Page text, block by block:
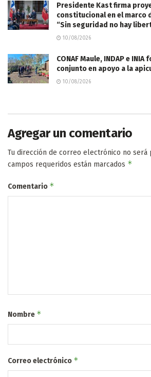
Presidente Kast firma
constitucional en el marco
“Sin seguridad no hay
10/08/2026
CONAF Maule, INDAP e
conjunto en apoyo a la
10/08/2026
Agregar un comentario
Tu dirección de correo electrónico no será
campos requeridos están marcados *
Comentario *
Nombre *
Correo electrónico *